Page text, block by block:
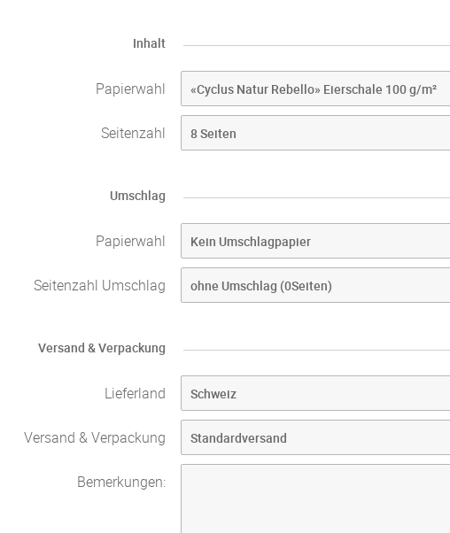
Inhalt
Papierwahl
Seitenzahl
Umschlag
Papierwahl
Seitenzahl Umschlag
Versand & Verpackung
Lieferland
Versand & Verpackung
Bemerkungen: